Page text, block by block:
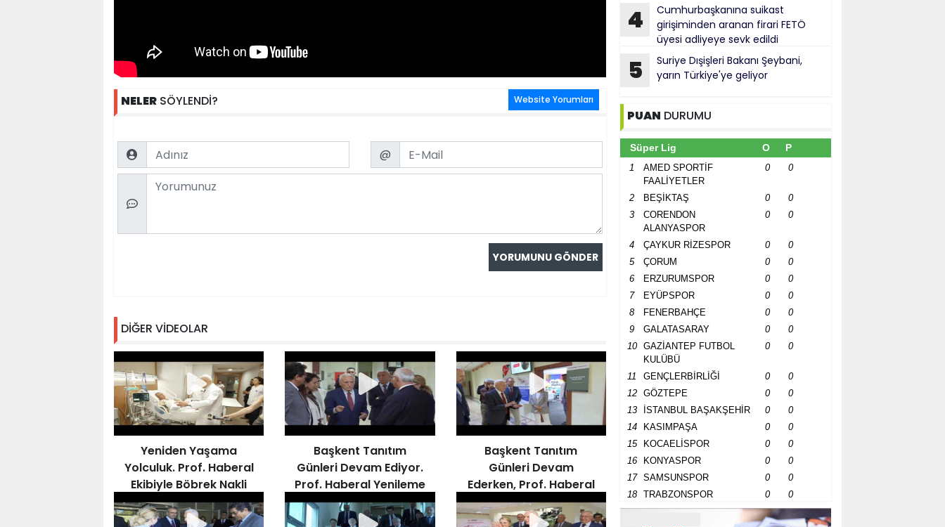
NELER SÖYLENDİ? Website Yorumları
Name Email
@
Comment
DİĞER VİDEOLAR
Yeniden Yaşama
Yolculuk. Prof. Haberal
Ekibiyle Böbrek Nakli
Gerçekleştirdi
Başkent Tanıtım
Günleri Devam Ediyor.
Prof. Haberal Yenileme
Çalışmalarını Denetledi
Başkent Tanıtım
Günleri Devam
Ederken, Prof. Haberal
Kampüste
İncelemelerde Bulundu
4
Cumhurbaşkanına suikast
girişiminden aranan firari FETÖ
üyesi adliyeye sevk edildi
5
Suriye Dışişleri Bakanı Şeybani,
yarın Türkiye'ye geliyor
PUAN DURUMU
Süper Lig O P
1
AMED SPORTİF
FAALİYETLER
0 0
2 BEŞİKTAŞ 0
0
3
CORENDON
ALANYASPOR
0 0
4 ÇAYKUR RİZESPOR 0
0
5
ÇORUM 0
0
6
ERZURUMSPOR 0
0
7
EYÜPSPOR 0
0
8
FENERBAHÇE 0
0
9
GALATASARAY 0
0
10
GAZİANTEP FUTBOL
KULÜBÜ
0 0
11 GENÇLERBİRLİĞİ 0
0
12
GÖZTEPE 0
0
13
İSTANBUL BAŞAKŞEHİR 0
0
14
KASIMPAŞA 0
0
15
KOCAELİSPOR 0
0
16
KONYASPOR 0
0
17
SAMSUNSPOR 0
0
18
TRABZONSPOR 0 0